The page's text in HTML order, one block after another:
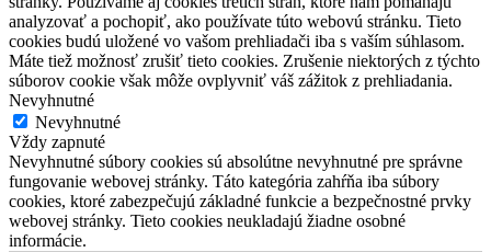
analyzovať a pochopiť, ako používate túto webovú stránku. Tieto
cookies budú uložené vo vašom prehliadači iba s vaším súhlasom.
Máte tiež možnosť zrušiť tieto cookies. Zrušenie niektorých z týchto
súborov cookie však môže ovplyvniť váš zážitok z prehliadania.
Nevyhnutné
Nevyhnutné
Vždy zapnuté
Nevyhnutné súbory cookies sú absolútne nevyhnutné pre správne
fungovanie webovej stránky. Táto kategória zahŕňa iba súbory
cookies, ktoré zabezpečujú základné funkcie a bezpečnostné prvky
webovej stránky. Tieto cookies neukladajú žiadne osobné
informácie.